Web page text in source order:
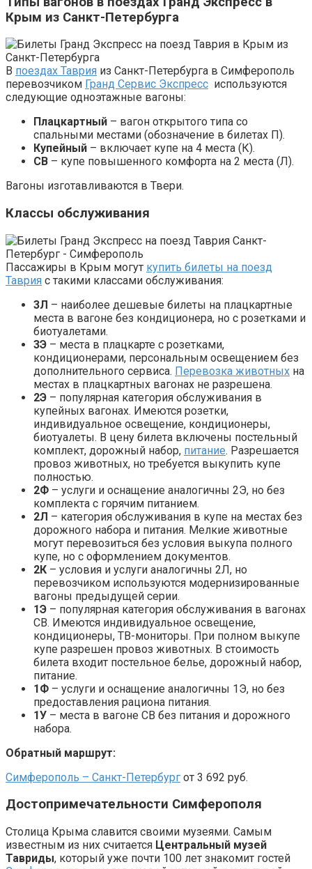
Крым из Санкт-Петербурга
В поездах Таврия из Санкт-Петербурга в Симферополь
перевозчиком Гранд Сервис Экспресс используются
следующие одноэтажные вагоны:
Плацкартный – вагон открытого типа со
спальными местами (обозначение в билетах П).
Купейный – включает купе на 4 места (К).
СВ – купе повышенного комфорта на 2 места (Л).
Вагоны изготавливаются в Твери.
Классы обслуживания
Пассажиры в Крым могут купить билеты на поезд
Таврия с такими классами обслуживания:
3Л – наиболее дешевые билеты на плацкартные
места в вагоне без кондиционера, но с розетками и
биотуалетами.
3Э – места в плацкарте с розетками,
кондиционерами, персональным освещением без
дополнительного сервиса. Перевозка животных на
местах в плацкартных вагонах не разрешена.
2Э – популярная категория обслуживания в
купейных вагонах. Имеются розетки,
индивидуальное освещение, кондиционеры,
биотуалеты. В цену билета включены постельный
комплект, дорожный набор, питание. Разрешается
провоз животных, но требуется выкупить купе
полностью.
2Ф – услуги и оснащение аналогичны 2Э, но без
комплекта с горячим питанием.
2Л – категория обслуживания в купе на местах без
дорожного набора и питания. Мелкие животные
могут перевозиться без условия выкупа полного
купе, но с оформлением документов.
2К – условия и услуги аналогичны 2Л, но
перевозчиком используются модернизированные
вагоны предыдущей серии.
1Э – популярная категория обслуживания в вагонах
СВ. Имеются индивидуальное освещение,
кондиционеры, ТВ-мониторы. При полном выкупе
купе разрешен провоз животных. В стоимость
билета входит постельное белье, дорожный набор,
питание.
1Ф – услуги и оснащение аналогичны 1Э, но без
предоставления рациона питания.
1У – места в вагоне СВ без питания и дорожного
набора.
Обратный маршрут:
Симферополь – Санкт-Петербург от 3 692 руб.
Достопримечательности Симферополя
Столица Крыма славится своими музеями. Самым
известным из них считается Центральный музей
Тавриды, который уже почти 100 лет знакомит гостей